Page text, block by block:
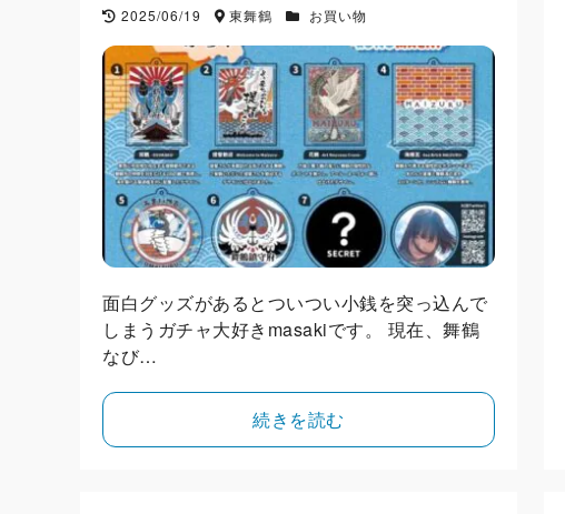
2025/06/19 東舞鶴 お買い物
面白グッズがあるとついつい小銭を突っ込んで
しまうガチャ大好きmasakiです。 現在、舞鶴
なび…
続きを読む